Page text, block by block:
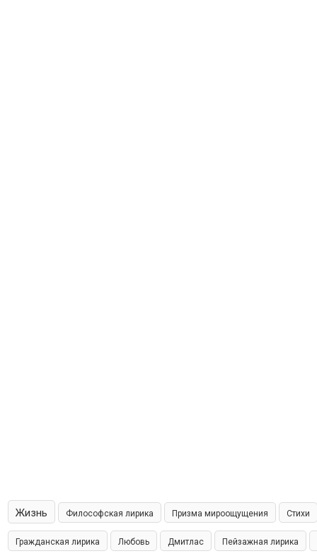
Жизнь Философская лирика Призма мироощущения Стихи
Гражданская лирика Любовь Дмитлас Пейзажная лирика